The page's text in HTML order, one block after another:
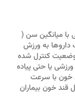
با میانگین سن (
داروها به ورزش
وضعیت کنترل شده
یا حتی پیاده
خون با سرعت
قند خون بیماران